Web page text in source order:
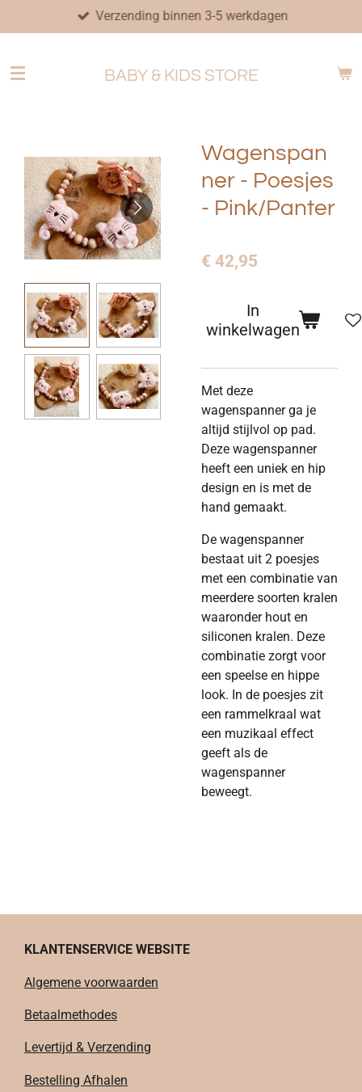
direct
de
Verzending binnen 3-5 werkdagen
BABY & KIDS STORE
Wagenspan
ner - Poesjes
- Pink/Panter
€ 42,95
In
winkelwagen
Met deze
wagenspanner ga je
altijd stijlvol op pad.
Deze wagenspanner
heeft een uniek en hip
design en is met de
hand gemaakt.
De wagenspanner
bestaat uit 2 poesjes
met een combinatie van
meerdere soorten kralen
waaronder hout en
siliconen kralen. Deze
combinatie zorgt voor
een speelse en hippe
look. In de poesjes zit
een rammelkraal wat
een muzikaal effect
geeft als de
wagenspanner
beweegt.
KLANTENSERVICE WEBSITE
Algemene voorwaarden
Betaalmethodes
Levertijd & Verzending
Bestelling Afhalen